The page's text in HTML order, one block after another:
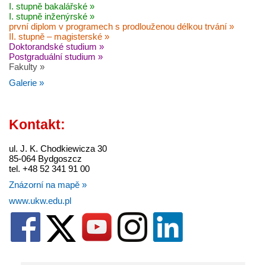
I. stupně bakalářské »
I. stupně inženýrské »
první diplom v programech s prodlouženou délkou trvání »
II. stupně – magisterské »
Doktorandské studium »
Postgraduální studium »
Fakulty »
Galerie »
Kontakt:
ul. J. K. Chodkiewicza 30
85-064 Bydgoszcz
tel. +48 52 341 91 00
Znázorní na mapě »
www.ukw.edu.pl